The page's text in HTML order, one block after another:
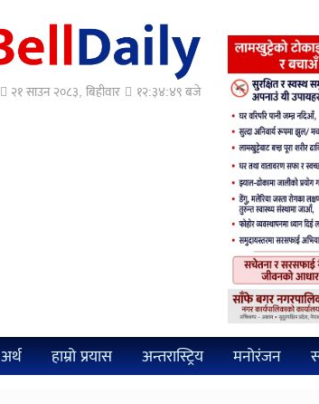
२१ साउन २०८३, बिहीवार १२:३४:५० बजे
अर्थ हाम्रो प्रयास अन्तरास्ट्रिय मनोरंजन